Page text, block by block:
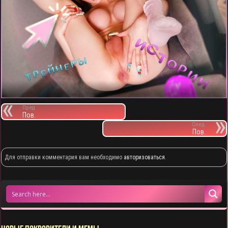
Пред.
Пов.
След.
Пов.
Для отправки комментария вам необходимо авторизоваться